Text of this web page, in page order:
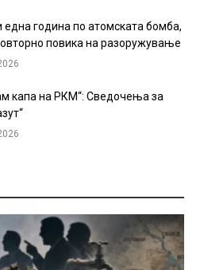
една година по атомската бомба,
повика на разоружување
капа на РКМ“: Сведочења за